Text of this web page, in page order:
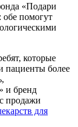
«Подари
обе помогут
которые
пациенты более
и бренд
продажи
для